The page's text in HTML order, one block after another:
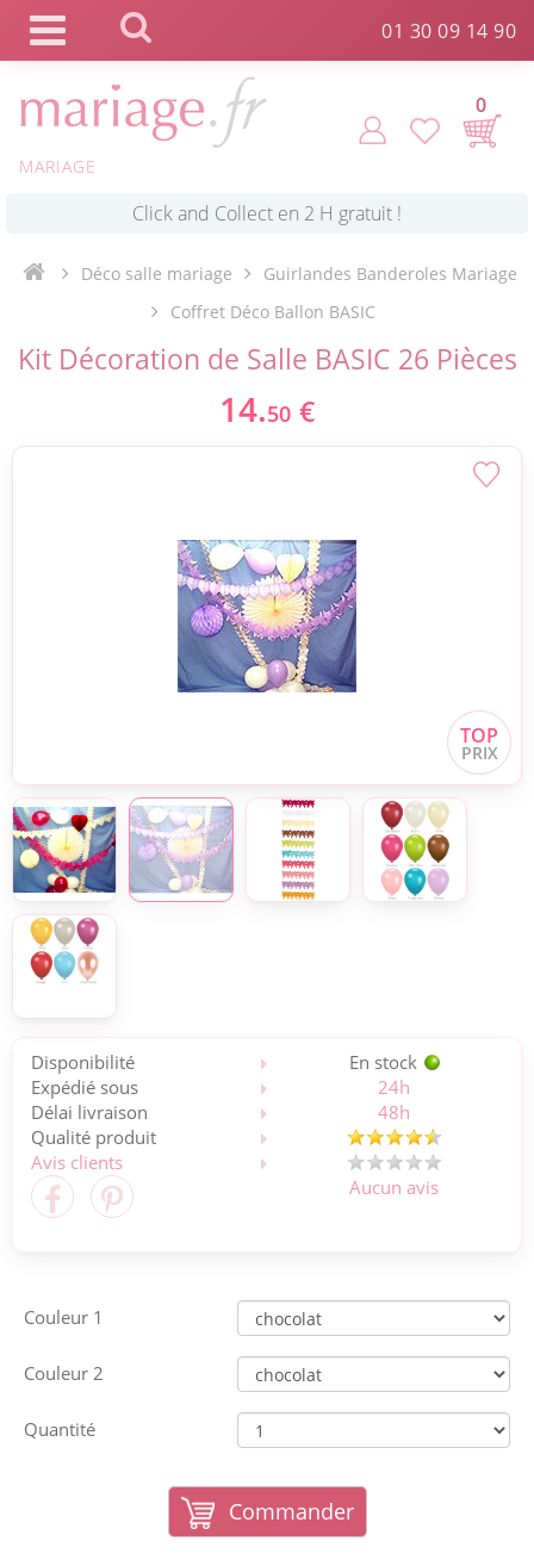
01 30 09 14 90
MARIAGE
0
Commande expédiée en 24h !
Click and Collect en 2 H gratuit !
Livraison point relais gratuit dès 89 € !
Déco salle mariage
Guirlandes Banderoles Mariage
Coffret Déco Ballon BASIC
Kit Décoration de Salle BASIC 26 Pièces
14.50 €
Disponibilité
En stock
Expédié sous
24h
Délai livraison
48h
Qualité produit
Avis clients
Aucun avis
Couleur 1
Couleur 2
Quantité
Commander
Panneau de gestion des cookies